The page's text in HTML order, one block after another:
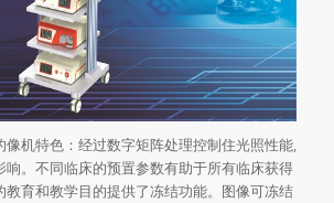
机特色：经过数字矩阵处理控制住光照性能,
响。不同临床的预置参数有助于所有临床获得
教育和教学目的提供了冻结功能。图像可冻结